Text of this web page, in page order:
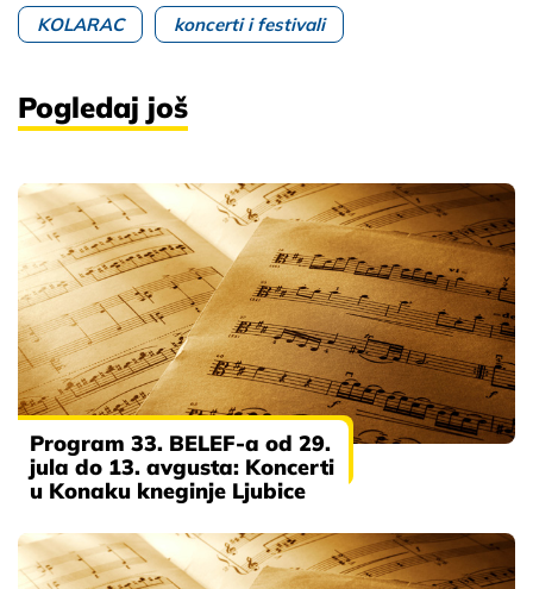
KOLARAC koncerti i festivali
Pogledaj još
Program 33. BELEF-a od 29.
jula do 13. avgusta: Koncerti
u Konaku kneginje Ljubice